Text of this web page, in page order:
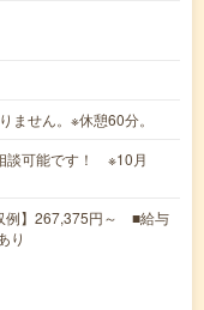
せん。※休憩60分。
談可能です！ ※10月
例】267,375円～ ■給与
り